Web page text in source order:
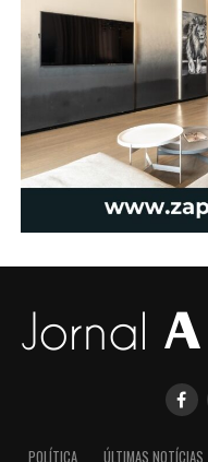
POLÍTICA ÚLTIMAS NOTÍCIAS